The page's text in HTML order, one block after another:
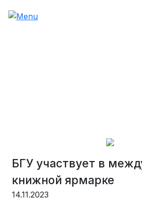
БГУ участвует в
книжной ярмарке
14.11.2023